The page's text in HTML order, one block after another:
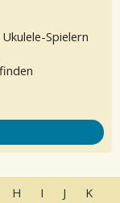
Spielern
H I J K